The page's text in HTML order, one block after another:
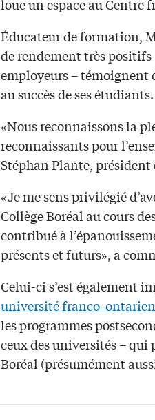
loue un espace au Centre
Éducateur de formation,
de rendement très
employeurs – témoignent
au succès de ses étudiants.
«Nous reconnaissons la
reconnaissants pour
Stéphan Plante,
«Je me sens privilégié
Collège Boréal au cours
contribué à
présents et futurs», a
Celui-ci s’est également
université franco-
les programmes
ceux des universités –
Boréal (présumément